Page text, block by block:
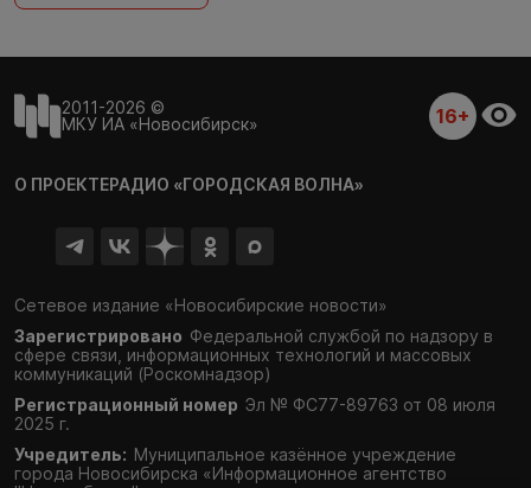
2011-2026 ©
МКУ ИА «Новосибирск»
16+
О ПРОЕКТЕРАДИО «ГОРОДСКАЯ ВОЛНА»
Сетевое издание «Новосибирские новости»
Зарегистрировано Федеральной службой по надзору в
сфере связи, информационных технологий и массовых
коммуникаций (Роскомнадзор)
Регистрационный номер Эл № ФС77-89763 от 08 июля
2025 г.
Учредитель: Муниципальное казённое учреждение
города Новосибирска «Информационное агентство